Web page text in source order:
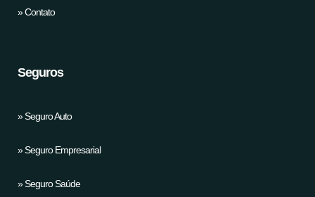
» Contato
Seguros
» Seguro Auto
» Seguro Empresarial
» Seguro Saúde